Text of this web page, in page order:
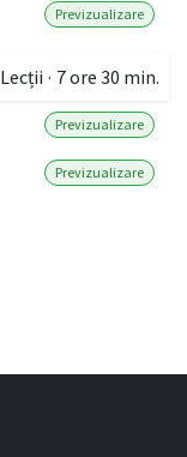
Previzualizare
Lecții · 7 ore 30 min.
Previzualizare
Previzualizare